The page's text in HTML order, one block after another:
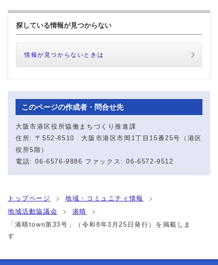
探している情報が見つからない
情報が見つからないときは
このページの作成者・問合せ先
大阪市港区役所協働まちづくり推進課
住所: 〒552-8510 大阪市港区市岡1丁目15番25号（港区
役所5階）
電話: 06-6576-9886 ファックス: 06-6572-9512
トップページ
地域・コミュニティ情報
地域活動協議会
港晴
「港晴town第33号」（令和8年3月25日発行）を掲載しま
す